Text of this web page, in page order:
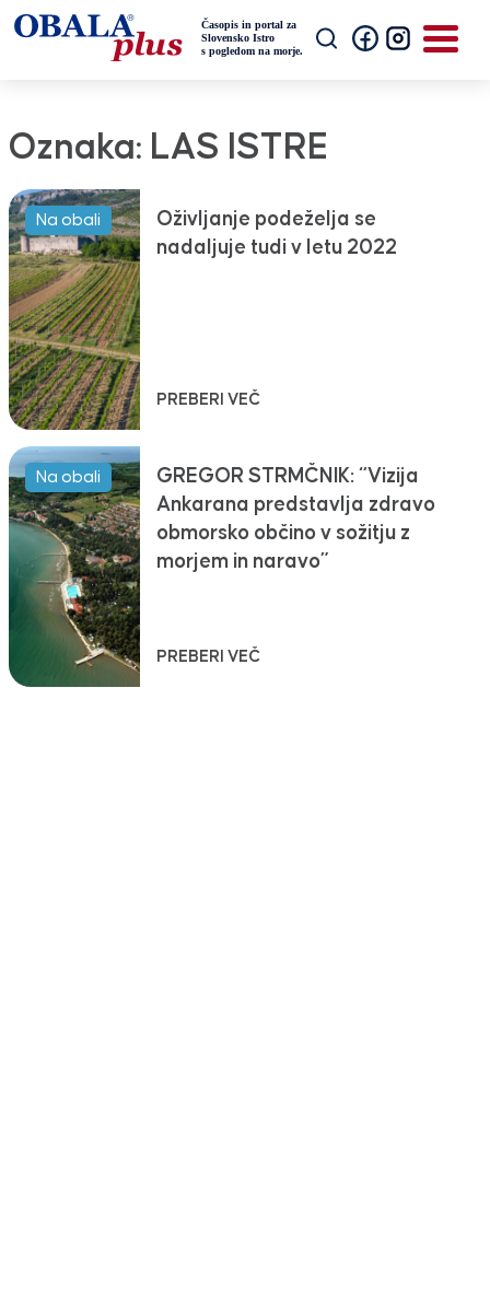
Oznaka: LAS ISTRE
Na obali
Oživljanje podeželja se
nadaljuje tudi v letu 2022
PREBERI VEČ
Na obali
GREGOR STRMČNIK: “Vizija
Ankarana predstavlja zdravo
obmorsko občino v sožitju z
morjem in naravo”
PREBERI VEČ